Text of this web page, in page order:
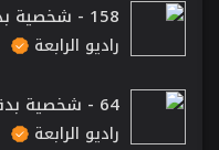
158 - شخصية بدقيقة - مايكل جاكسون
راديو الرابعة
64 - شخصية بدقيقة - بول سيزان
راديو الرابعة